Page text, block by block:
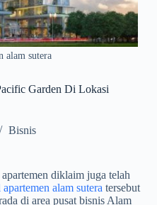
alam sutera
Garden Di Lokasi
Bisnis
diklaim juga telah
apartemen alam sutera tersebut
di area pusat bisnis Alam